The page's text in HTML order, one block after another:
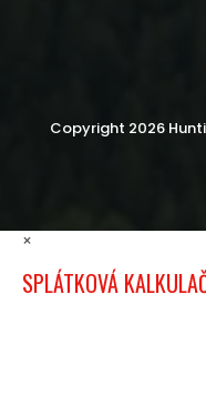
Copyright 2026
×
SPLÁTKOVÁ